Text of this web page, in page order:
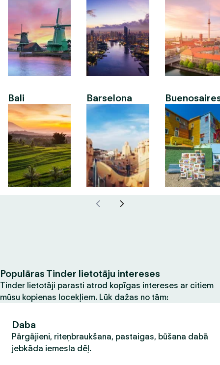
Bali Barselona
Populāras Tinder lietotāju intereses
Tinder lietotāji parasti atrod kopīgas intereses ar citiem
mūsu kopienas locekļiem. Lūk dažas no tām:
Daba
Pārgājieni, riteņbraukšana, pastaigas, būšana dabā
jebkāda iemesla dēļ.